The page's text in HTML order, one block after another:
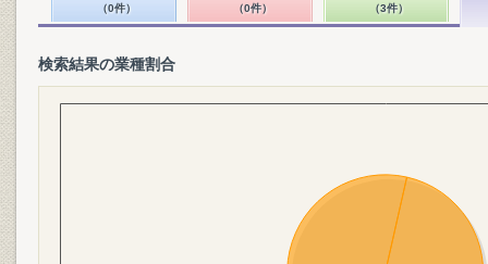
（0件） （0件） （3件）
検索結果の業種割合